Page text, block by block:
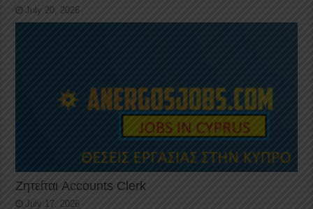
July 20, 2026
Ζητείται Accounts Clerk
July 17, 2026